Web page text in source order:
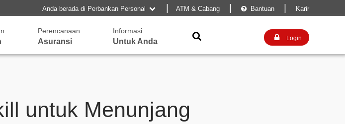
Anda berada di Perbankan Personal  |ATM & Cabang  Bantuan Karir
Perencanaan
Asuransi
Informasi
Untuk Anda
  Login
untuk Menunjang